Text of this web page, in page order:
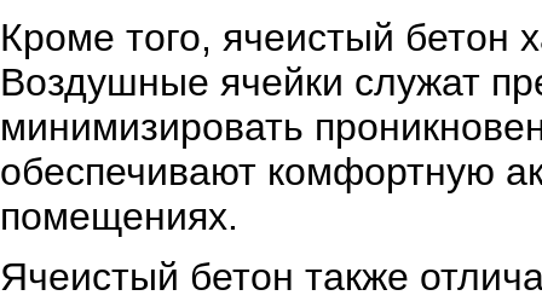
Кроме того, ячеистый бетон
Воздушные ячейки служат
минимизировать
обеспечивают комфортную
помещениях.
Ячеистый бетон также